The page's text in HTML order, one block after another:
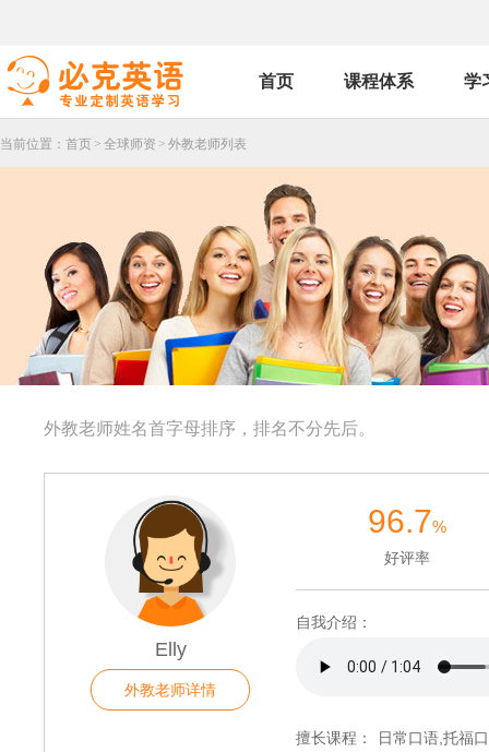
首页 课程体系 学
当前位置： 首页 > 全球师资 > 外教老师列表
外教老师姓名首字母排序，排名不分先后。
Elly
外教老师详情
96.7%
好评率
自我介绍：
擅长课程： 日常口语,托福